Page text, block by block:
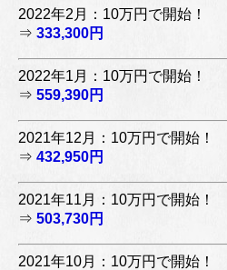
2022年2月：10万円で開始！
⇒ 333,300円
2022年1月：10万円で開始！
⇒ 559,390円
2021年12月：10万円で開始！
⇒ 432,950円
2021年11月：10万円で開始！
⇒ 503,730円
2021年10月：10万円で開始！